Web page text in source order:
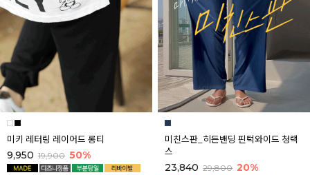
미키 레터링 레이어드 롱티
9,950 19,900 50%
미친스판_히든밴딩 핀턱와이드 청랙
스
23,840 29,800 20%